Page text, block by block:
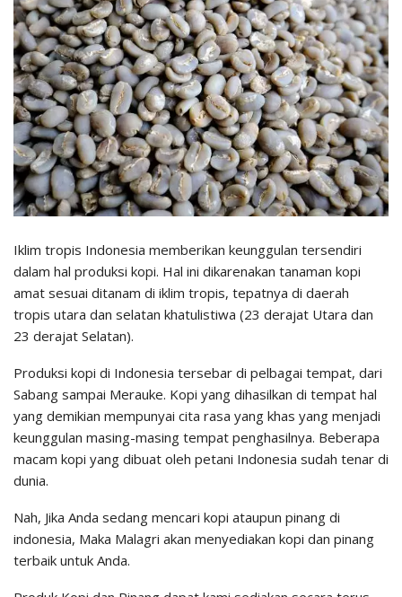
Iklim tropis Indonesia memberikan keunggulan tersendiri
dalam hal produksi kopi. Hal ini dikarenakan tanaman kopi
amat sesuai ditanam di iklim tropis, tepatnya di daerah
tropis utara dan selatan khatulistiwa (23 derajat Utara dan
23 derajat Selatan).
Produksi kopi di Indonesia tersebar di pelbagai tempat, dari
Sabang sampai Merauke. Kopi yang dihasilkan di tempat hal
yang demikian mempunyai cita rasa yang khas yang menjadi
keunggulan masing-masing tempat penghasilnya. Beberapa
macam kopi yang dibuat oleh petani Indonesia sudah tenar di
dunia.
Nah, Jika Anda sedang mencari kopi ataupun pinang di
indonesia, Maka Malagri akan menyediakan kopi dan pinang
terbaik untuk Anda.